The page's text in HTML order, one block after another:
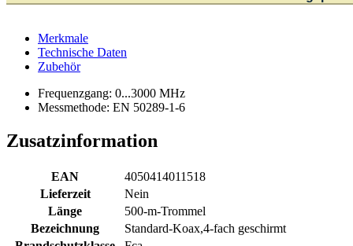
Merkmale
Technische Daten
Zubehör
Frequenzgang: 0...3000 MHz
Messmethode: EN 50289-1-6
Zusatzinformation
EAN
4050414011518
Lieferzeit
Nein
Länge
500-m-Trommel
Bezeichnung
Standard-Koax,4-fach geschirmt